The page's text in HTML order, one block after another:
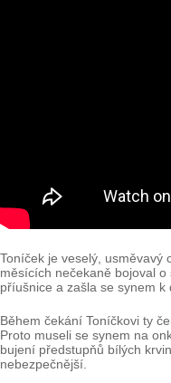
Toníček je veselý, usměvavý
měsících nečekaně bojoval
příušnice a zašla se synem
Během čekání Toníčkovi ty
Proto museli se synem na
bujení předstupňů bílých
nebezpečnější.